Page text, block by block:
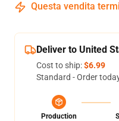
Questa vendita
Deliver to United
Cost to ship:$6.99
Standard - Order
Production